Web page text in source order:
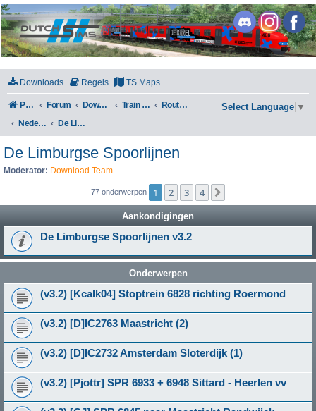
DutchSims
Downloads Regels TS Maps
Portal Forum Downloads Train Simulator Classic
Routes en Scenarios
Nederland
De Limburgse Spoorlijnen
Select Language ▼
De Limburgse Spoorlijnen
Moderator: Download Team
77 onderwerpen 1 2 3 4
Aankondigingen
De Limburgse Spoorlijnen v3.2
Onderwerpen
(v3.2) [Kcalk04] Stoptrein 6828 richting Roermond
(v3.2) [D]IC2763 Maastricht (2)
(v3.2) [D]IC2732 Amsterdam Sloterdijk (1)
(v3.2) [Pjottr] SPR 6933 + 6948 Sittard - Heerlen vv